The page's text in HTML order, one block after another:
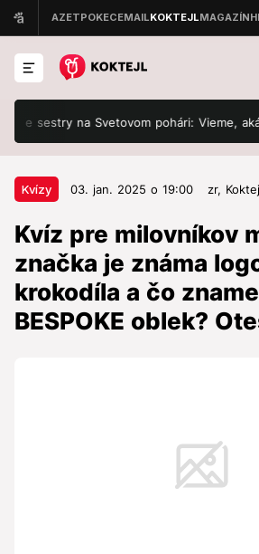
na Svetovom pohári: Vieme, aká je
Kvízy 03. jan. 2025 o 19:00 zr,
Kvíz pre milovníkov
značka je známa
krokodíla a čo
BESPOKE oblek?
Kvízy 03. jan. 2025 o 19:00
Kvíz pre milovníkov
značka je známa
čo znamená BESPOKE
Otestujte sa!